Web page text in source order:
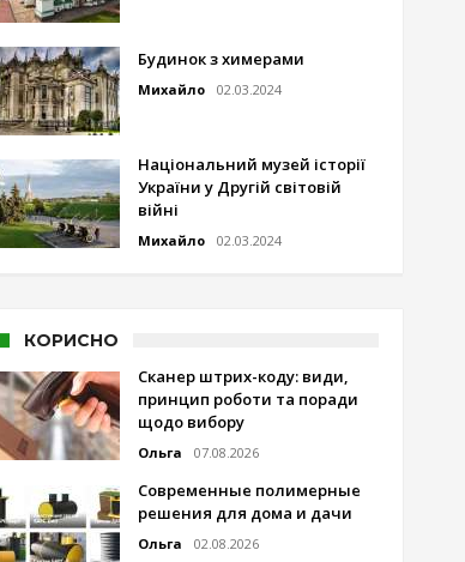
Будинок з химерами
Михайло 02.03.2024
Національний музей історії
України у Другій світовій
війні
Михайло 02.03.2024
КОРИСНО
Сканер штрих-коду: види,
принцип роботи та поради
щодо вибору
Ольга 07.08.2026
Современные полимерные
решения для дома и дачи
Ольга 02.08.2026